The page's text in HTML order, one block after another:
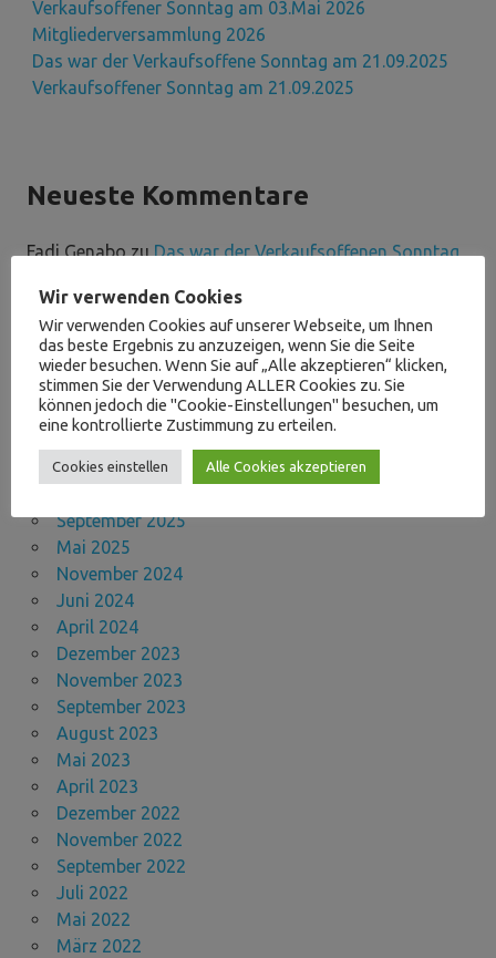
Verkaufsoffener Sonntag am 03.Mai 2026
Mitgliederversammlung 2026
Das war der Verkaufsoffene Sonntag am 21.09.2025
Verkaufsoffener Sonntag am 21.09.2025
Neueste Kommentare
Fadi Genabo zu Das war der Verkaufsoffenen Sonntag
Archive
April 2026
September 2025
Mai 2025
November 2024
Juni 2024
April 2024
Dezember 2023
November 2023
September 2023
August 2023
Mai 2023
April 2023
Dezember 2022
November 2022
September 2022
Juli 2022
Mai 2022
März 2022
Wir verwenden Cookies
Wir verwenden Cookies auf unserer Webseite, um Ihnen
das beste Ergebnis zu anzuzeigen, wenn Sie die Seite
wieder besuchen. Wenn Sie auf „Alle akzeptieren“ klicken,
stimmen Sie der Verwendung ALLER Cookies zu. Sie
können jedoch die "Cookie-Einstellungen" besuchen, um
eine kontrollierte Zustimmung zu erteilen.
Cookies einstellen Alle Cookies akzeptieren